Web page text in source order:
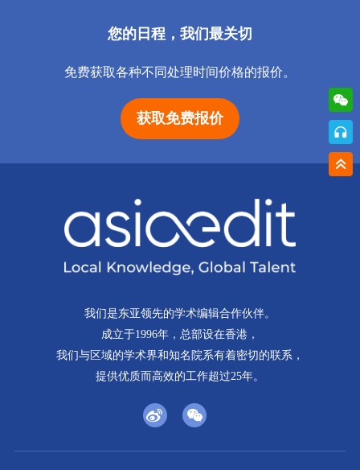
您的日程，我们最关切
免费获取各种不同处理时间价格的报价。
获取免费报价
我们是东亚领先的学术编辑合作伙伴。
成立于1996年，总部设在香港，
我们与区域的学术界和知名院系有着密切的联系，
提供优质而高效的工作超过25年。